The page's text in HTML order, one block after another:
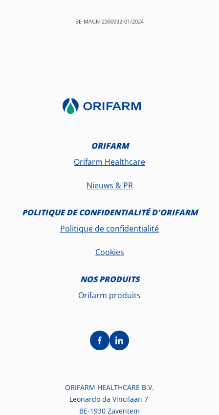
BE-MAGN-2300032-01/2024
ORIFARM
Orifarm Healthcare
Nieuws & PR
POLITIQUE DE CONFIDENTIALITÉ D'ORIFARM
Politique de confidentialité
Cookies
NOS PRODUITS
Orifarm produits
ORIFARM HEALTHCARE B.V.
Leonardo da Vincilaan 7
BE-1930 Zaventem